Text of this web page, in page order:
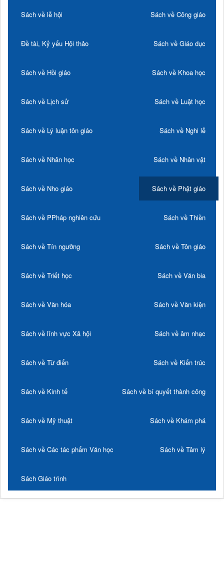
Sách về lễ hội Sách về Công giáo
Đề tài, Kỷ yếu Hội thảo Sách về Giáo dục
Sách về Hồi giáo Sách về Khoa học
Sách về Lịch sử Sách về Luật học
Sách về Lý luận tôn giáo Sách về Nghi lễ
Sách về Nhân học Sách về Nhân vật
Sách về Nho giáo Sách về Phật giáo
Sách về PPháp nghiên cứu Sách về Thiền
Sách về Tín ngưỡng Sách về Tôn giáo
Sách về Triết học Sách về Văn bia
Sách về Văn hóa Sách về Văn kiện
Sách về lĩnh vực Xã hội Sách về âm nhạc
Sách về Từ điển Sách về Kiến trúc
Sách về Kinh tế Sách về bí quyết thành công
Sách về Mỹ thuật Sách về Khám phá
Sách về Các tác phẩm Văn học Sách về Tâm lý
Sách Giáo trình